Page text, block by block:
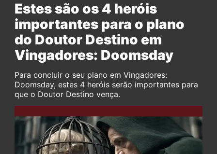
Estes são os 4 heróis
importantes para o plano
do Doutor Destino em
Vingadores: Doomsday
Para concluir o seu plano em Vingadores:
Doomsday, estes 4 heróis serão importantes para
que o Doutor Destino vença.